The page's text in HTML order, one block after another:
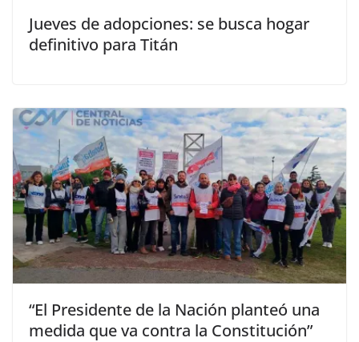
Jueves de adopciones: se busca hogar
definitivo para Titán
“El Presidente de la Nación planteó una
medida que va contra la Constitución”